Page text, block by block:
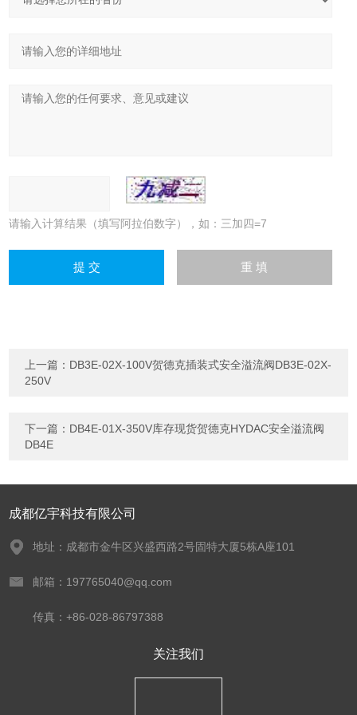
请输入计算结果（填写阿拉伯数字），如：三加四=7
上一篇： DB3E-02X-100V贺德克插装式安全溢流阀DB3E-02X-
250V
下一篇： DB4E-01X-350V库存现货贺德克HYDAC安全溢流阀
DB4E
成都亿宇科技有限公司
地址：成都市金牛区兴盛西路2号固特大厦5栋A座101
邮箱：197765040@qq.com
传真：+86-028-86797388
关注我们